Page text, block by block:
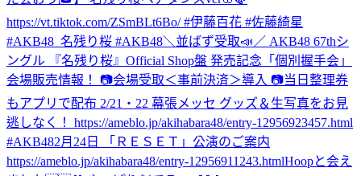
https://vt.tiktok.com/ZSmBLt6Bo/ #伊藤百花 #佐藤綺星
#AKB48_名残り桜 #AKB48＼並ばず受取📣／ AKB48 67thシ
ングル 『名残り桜』Official Shop盤 発売記念「個別握手会」
会場販売情報！ 📷会場受取＜事前決済＞導入 📷当日整理券
もアプリで配布 2/21・22 幕張メッセ グッズ＆生写真をお見
逃しなく！ https://ameblo.jp/akihabara48/entry-12956923457.html
#AKB482月24日 「ＲＥＳＥＴ」公演のご案内
https://ameblo.jp/akihabara48/entry-12956911243.htmlHoopと会え